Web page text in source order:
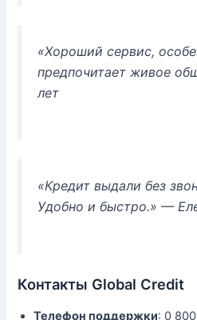
«Хороший сервис,
предпочитает живое
лет
«Кредит выдали без
Удобно и быстро.» —
Контакты Global Credit
Телефон поддержки: 0